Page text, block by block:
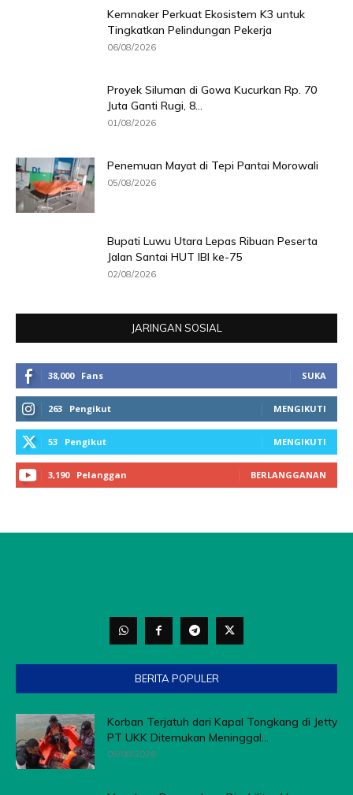
Kemnaker Perkuat Ekosistem K3 untuk
Tingkatkan Pelindungan Pekerja
06/08/2026
Proyek Siluman di Gowa Kucurkan Rp. 70
Juta Ganti Rugi, 8...
01/08/2026
Penemuan Mayat di Tepi Pantai Morowali
05/08/2026
Bupati Luwu Utara Lepas Ribuan Peserta
Jalan Santai HUT IBI ke-75
02/08/2026
JARINGAN SOSIAL
38,000 Fans SUKA
263 Pengikut MENGIKUTI
53 Pengikut MENGIKUTI
3,190 Pelanggan BERLANGGANAN
BERITA POPULER
Korban Terjatuh dari Kapal Tongkang di Jetty
PT UKK Ditemukan Meninggal...
05/08/2026